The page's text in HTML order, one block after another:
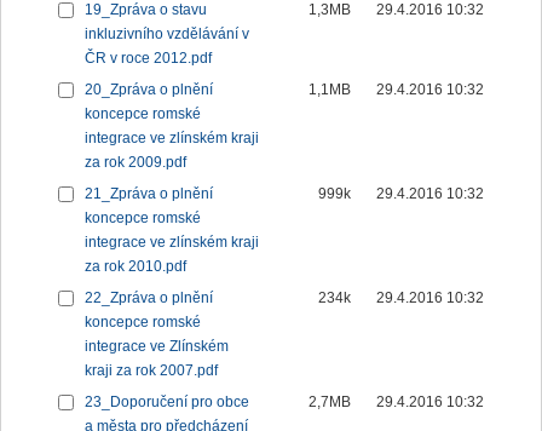
19_Zpráva o stavu
inkluzivního vzdělávání v
ČR v roce 2012.pdf
1,3MB 29.4.2016 10:32
20_Zpráva o plnění
koncepce romské
integrace ve zlínském kraji
za rok 2009.pdf
1,1MB 29.4.2016 10:32
21_Zpráva o plnění
koncepce romské
integrace ve zlínském kraji
za rok 2010.pdf
999k 29.4.2016 10:32
22_Zpráva o plnění
koncepce romské
integrace ve Zlínském
kraji za rok 2007.pdf
234k 29.4.2016 10:32
23_Doporučení pro obce
a města pro předcházení
2,7MB 29.4.2016 10:32